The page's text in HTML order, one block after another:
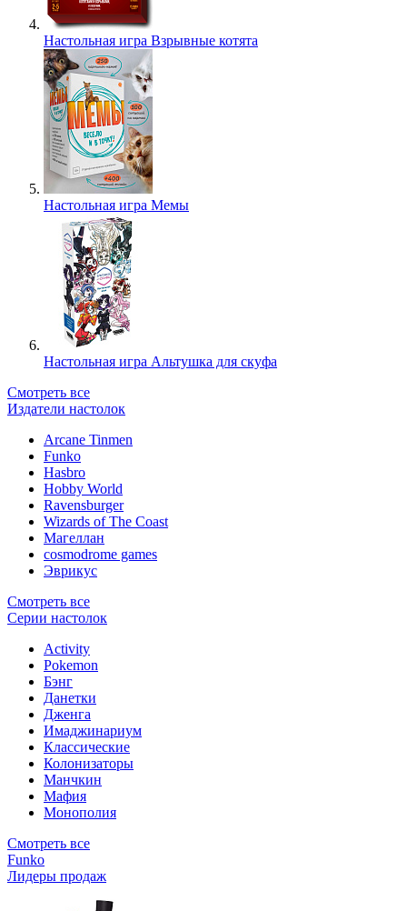
Настольная игра Взрывные котята
Настольная игра Мемы
Настольная игра Альтушка для скуфа
Смотреть все
Издатели настолок
Arcane Tinmen
Funko
Hasbro
Hobby World
Ravensburger
Wizards of The Coast
Магеллан
сosmodrome games
Эврикус
Смотреть все
Серии настолок
Activity
Pokemon
Бэнг
Данетки
Дженга
Имаджинариум
Классические
Колонизаторы
Манчкин
Мафия
Монополия
Смотреть все
Funko
Лидеры продаж